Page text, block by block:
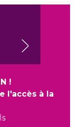
!
l'accès à la